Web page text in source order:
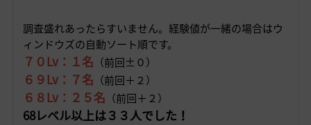
調査盛れあったらすいません。経験値が一緒の場合はウ
ィンドウズの自動ソート順です。
７０Lv：１名 （前回±０）
６９Lv：７名 （前回＋２）
６８Lv：２５名 （前回＋２）
68レベル以上は３３人でした！